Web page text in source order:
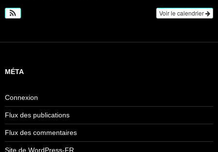
Voir le calendrier
MÉTA
Connexion
Flux des publications
Flux des commentaires
Site de WordPress-FR